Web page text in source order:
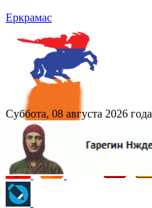
Еркрамас
Суббота, 08 августа 2026 года